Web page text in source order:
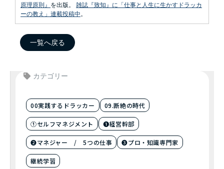
原理原則』 を出版。 雑誌『致知』に「仕事と人生に生かすドラッカ
ーの教え」連載投稿中。
一覧へ戻る
カテゴリー
00実践するドラッカー 09.断絶の時代
①セルフマネジメント ❶経営幹部
❷マネジャー / 5つの仕事 ❸プロ・知識専門家
継続学習